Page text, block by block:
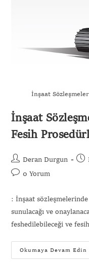
İnşaat
İnşaat
Fesih
Deran Durgun
0 Yorum
: İnşaat sözleşmelerinde
sunulacağı ve
feshedilebileceği ve
Okumaya Devam Edin